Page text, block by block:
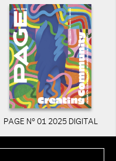
PAGE N° 01 2025 DIGITAL